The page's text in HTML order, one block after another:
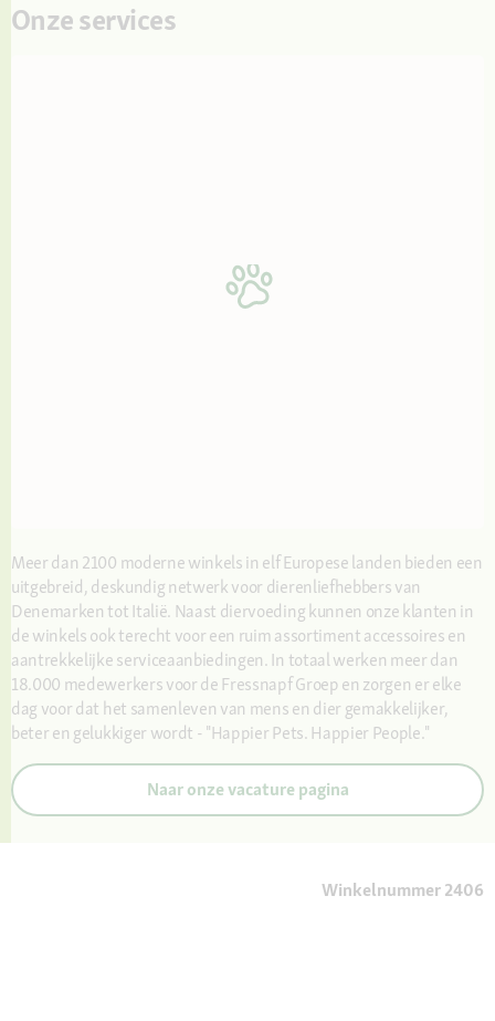
Onze services
Meer dan 2100 moderne winkels in elf Europese landen bieden een
uitgebreid, deskundig netwerk voor dierenliefhebbers van
Denemarken tot Italië. Naast diervoeding kunnen onze klanten in
de winkels ook terecht voor een ruim assortiment accessoires en
aantrekkelijke serviceaanbiedingen. In totaal werken meer dan
18.000 medewerkers voor de Fressnapf Groep en zorgen er elke
dag voor dat het samenleven van mens en dier gemakkelijker,
beter en gelukkiger wordt - "Happier Pets. Happier People."
Naar onze vacature pagina
Winkelnummer 2406